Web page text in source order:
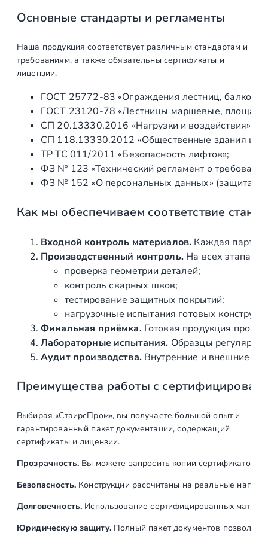
расчетом общих
Производство
закладных
элементов
лестницы
Производство
каркаса и
коннекторов
лестницы
ед 1
Изготовление
самонесущих
стеклянных
ограждений
Производство,
покраска ступеней
и поручня
консольной
ед 1
Монтаж
Доставка,
разгрузка
Установка
элементов и
ед 1
Основные стандарты и регламенты
Наша продукция соответствует различным стандартам и
требованиям, а также обязательны сертификаты и
лицензии.
ГОСТ 25772‑83 «Ограждения лестниц,
ГОСТ 23120‑78 «Лестницы маршевые,
СП 20.13330.2016 «Нагрузки и воздействия»
СП 118.13330.2012 «Общественные здания и
ТР ТС 011/2011 «Безопасность лифтов»;
ФЗ № 123 «Технический регламент о
ФЗ № 152 «О персональных данных» (защита
Как мы обеспечиваем соответствие
Входной контроль материалов. Каждая партия
Производственный контроль.На всех этапах
проверка геометрии деталей;
контроль сварных швов;
тестирование защитных покрытий;
нагрузочные испытания готовых
Финальная приёмка.Готовая продукция
Лабораторные испытания. Образцы регулярно
Аудит производства.Внутренние и внешние
Преимущества работы с
Выбирая «СтаирсПром», вы получаете большой опыт и
гарантированный пакет документации, содержащий
сертификаты и лицензии.
Прозрачность.Вы можете запросить копии сертификатов
Безопасность.Конструкции рассчитаны на реальные
Долговечность. Использование сертифицированных
Юридическую защиту.Полный пакет документов позволяет: